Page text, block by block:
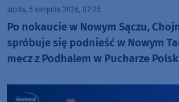
środa, 5 sierpnia 2026, 07:25
Po nokaucie w Nowym Sączu,
spróbuje się podnieść w Nowym
mecz z Podhalem w Pucharze